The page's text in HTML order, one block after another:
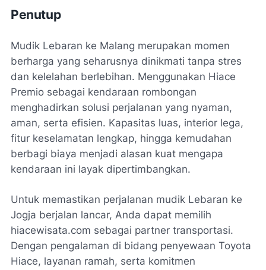
Penutup
Mudik Lebaran ke Malang merupakan momen
berharga yang seharusnya dinikmati tanpa stres
dan kelelahan berlebihan. Menggunakan Hiace
Premio sebagai kendaraan rombongan
menghadirkan solusi perjalanan yang nyaman,
aman, serta efisien. Kapasitas luas, interior lega,
fitur keselamatan lengkap, hingga kemudahan
berbagi biaya menjadi alasan kuat mengapa
kendaraan ini layak dipertimbangkan.
Untuk memastikan perjalanan mudik Lebaran ke
Jogja berjalan lancar, Anda dapat memilih
hiacewisata.com sebagai partner transportasi.
Dengan pengalaman di bidang penyewaan Toyota
Hiace, layanan ramah, serta komitmen